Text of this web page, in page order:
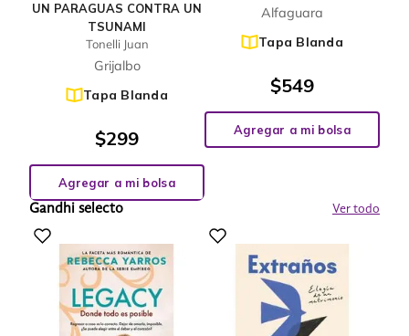
UN PARAGUAS CONTRA UN
TSUNAMI
Tonelli Juan
Grijalbo
Tapa Blanda
$299
Agregar a mi bolsa
Alfaguara
Tapa Blanda
$549
Agregar a mi bolsa
Gandhi selecto Ver todo